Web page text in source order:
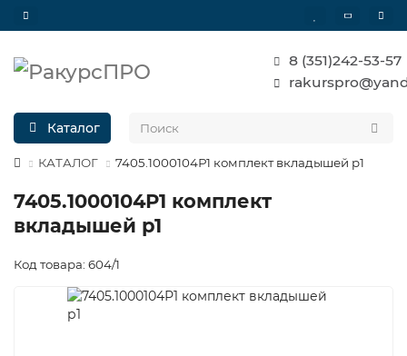
8 (351)242-53-57
Каталог
КАТАЛОГ 7405.1000104Р1 комплект вкладышей р1
7405.1000104Р1 комплект
вкладышей р1
Код товара: 604/1